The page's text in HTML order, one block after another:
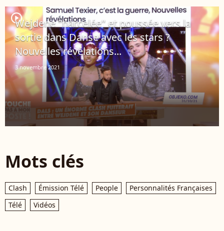
player2
Wejdene "harcelée" et poussée vers la
sortie dans Danse avec les stars ?
Nouvelles révélations...
3 novembre 2021
Mots clés
Clash Émission Télé People
Personnalités Françaises
Télé
Vidéos